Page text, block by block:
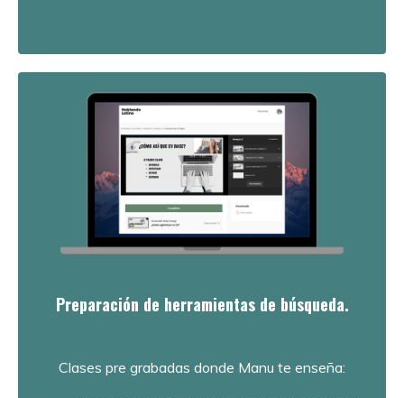
Preparación de herramientas de búsqueda.
Clases pre grabadas donde Manu te enseña: